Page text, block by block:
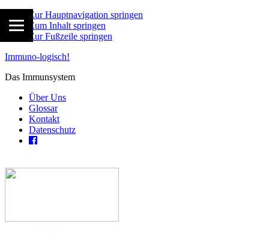
Zur Hauptnavigation springen
Zum Inhalt springen
Zur Fußzeile springen
Immuno-logisch!
Das Immunsystem
Über Uns
Glossar
Kontakt
Datenschutz